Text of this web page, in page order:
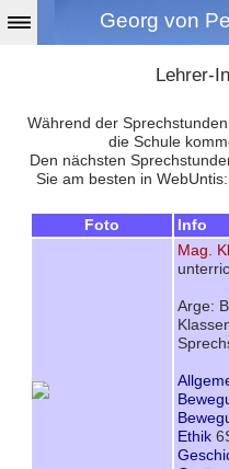
Georg von
Lehrer-
Während der
die Schule
Den nächsten
Sie am besten in
Foto
Info
Mag.
Arge:
Ethik